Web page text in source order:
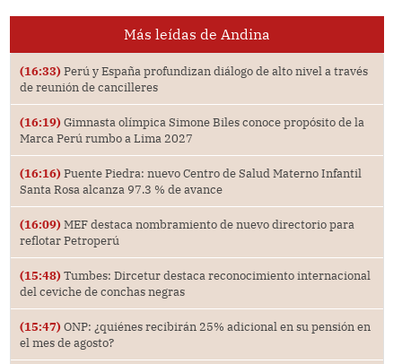
Más leídas de Andina
(16:33) Perú y España profundizan diálogo de alto nivel a través
de reunión de cancilleres
(16:19) Gimnasta olímpica Simone Biles conoce propósito de la
Marca Perú rumbo a Lima 2027
(16:16) Puente Piedra: nuevo Centro de Salud Materno Infantil
Santa Rosa alcanza 97.3 % de avance
(16:09) MEF destaca nombramiento de nuevo directorio para
reflotar Petroperú
(15:48) Tumbes: Dircetur destaca reconocimiento internacional
del ceviche de conchas negras
(15:47) ONP: ¿quiénes recibirán 25% adicional en su pensión en
el mes de agosto?